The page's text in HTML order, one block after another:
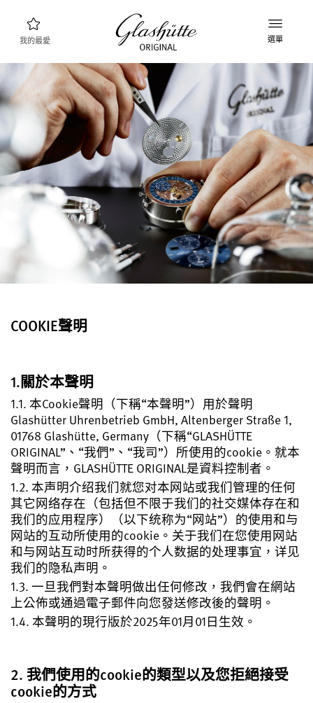
我的最愛 選單
腕錶查詢 新品資訊
產品系列
探索產品系列
格拉蘇蒂原創品牌
製錶廠，歷史與合作夥伴
精品專賣店以及授權經銷商
註冊您的格拉蘇蒂原創腕錶
保固、維修以及修復工作室
聯絡方式
與我們取得聯繫
中文 (繁體) English Deutsch Français
關閉選單
COOKIE聲明
1.關於本聲明
1.1. 本Cookie聲明（下稱“本聲明”）用於聲明
Glashütter Uhrenbetrieb GmbH, Altenberger Straße 1,
01768 Glashütte, Germany（下稱“GLASHÜTTE
ORIGINAL”、“我們”、“我司”）所使用的cookie。就本
聲明而言，GLASHÜTTE ORIGINAL是資料控制者。
1.2. 本声明介绍我们就您对本网站或我们管理的任何
其它网络存在（包括但不限于我们的社交媒体存在和
我们的应用程序）（以下统称为“网站”）的使用和与
网站的互动所使用的cookie。关于我们在您使用网站
和与网站互动时所获得的个人数据的处理事宜，详见
我们的隐私声明。
1.3. 一旦我們對本聲明做出任何修改，我們會在網站
上公佈或通過電子郵件向您發送修改後的聲明。
1.4. 本聲明的現行版於2025年01月01日生效。
2. 我們使用的cookie的類型以及您拒絕接受
cookie的方式